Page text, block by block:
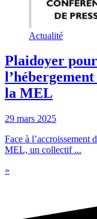
Actualité
Plaidoyer
la MEL
29 mars 2025
Face à l’accroissement
MEL, un collectif ...
»